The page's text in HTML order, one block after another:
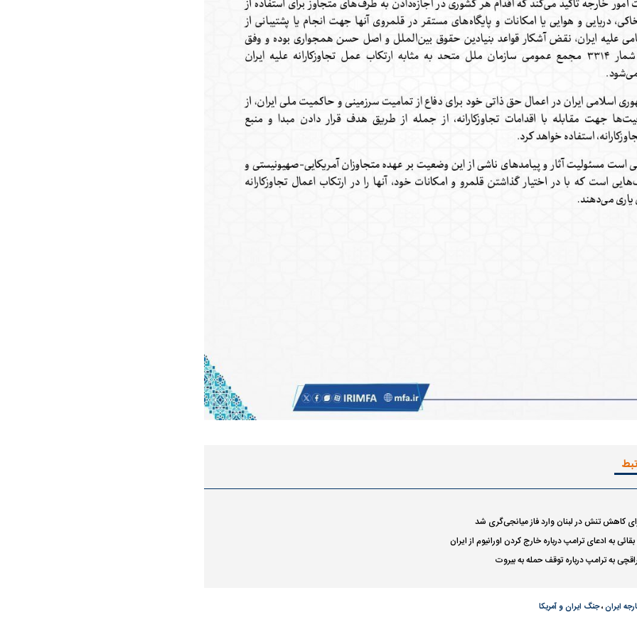
کاهش تنش در لبنان وارد فاز میانجی‌گری شد
به ادعای ترامپ درباره خارج کردن اورانیوم از ایران
به ترامپ درباره توقف حمله به بیروت
ایران،جنگ ایران و آمریکا
ببینید| پزشکیان: مهمترین نگرانی من،